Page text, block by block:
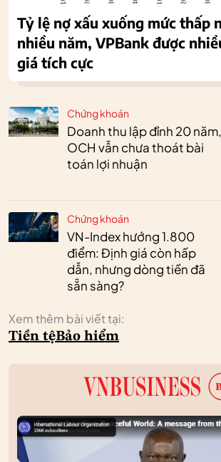
Chứng khoán
Doanh thu lập đỉnh 20 năm,
OCH vẫn chưa thoát bài
toán lợi nhuận
Chứng khoán
VN-Index hướng 1.800
điểm: Định giá còn hấp
dẫn, nhưng dòng tiền đã
sẵn sàng?
Xem thêm bài viết tại:
Tiền tệBảo hiểm
Tỷ lệ nợ xấu xuống mức thấp
nhiều năm, VPBank được
giá tích cực